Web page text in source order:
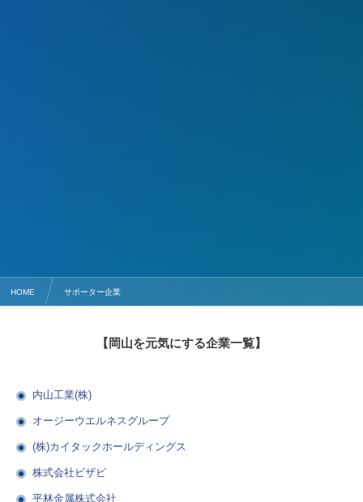
HOME サポーター企業
【岡山を元気にする企業一覧】
内山工業(株)
オージーウエルネスグループ
(株)カイタックホールディングス
株式会社ビザビ
平林金属株式会社